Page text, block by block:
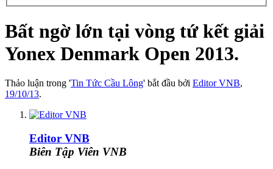
Bất ngờ lớn tại vòng tứ kết giải
Yonex Denmark Open 2013.
Thảo luận trong 'Tin Tức Cầu Lông' bắt đầu bởi Editor VNB,
19/10/13.
Editor VNB
Biên Tập Viên VNB